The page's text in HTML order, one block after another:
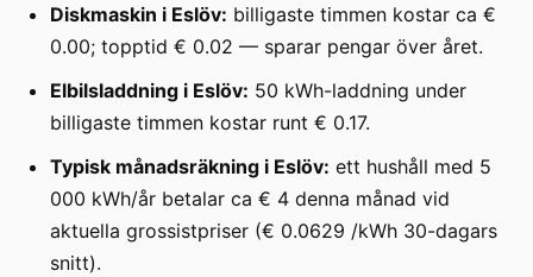
Diskmaskin i Eslöv: billigaste timmen kostar ca €
0.00; topptid € 0.02 — sparar pengar över året.
Elbilsladdning i Eslöv: 50 kWh-laddning under
billigaste timmen kostar runt € 0.17.
Typisk månadsräkning i Eslöv: ett hushåll med 5
000 kWh/år betalar ca € 4 denna månad vid
aktuella grossistpriser (€ 0.0629 /kWh 30-dagars
snitt).